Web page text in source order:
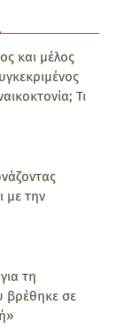
και μέλος
Τι
με την
τη
βρέθηκε σε